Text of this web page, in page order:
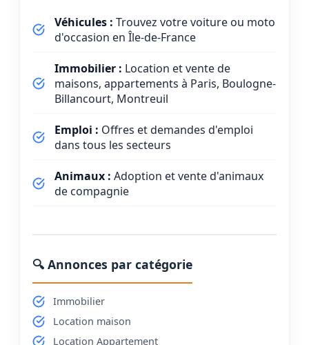
Véhicules : Trouvez votre voiture ou moto
d'occasion en Île-de-France
Immobilier : Location et vente de
maisons, appartements à Paris, Boulogne-
Billancourt, Montreuil
Emploi : Offres et demandes d'emploi
dans tous les secteurs
Animaux : Adoption et vente d'animaux
de compagnie
🔍 Annonces par catégorie
Immobilier
Location maison
Location Appartement